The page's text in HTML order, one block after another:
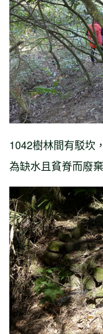
1042樹林間有駁坎
為缺水且貧脊而廢